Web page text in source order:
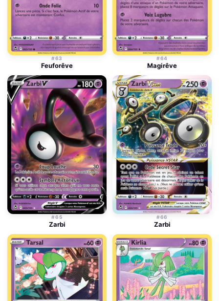
#63
Feuforêve
#64
Magirêve
#65
Zarbi
#66
Zarbi